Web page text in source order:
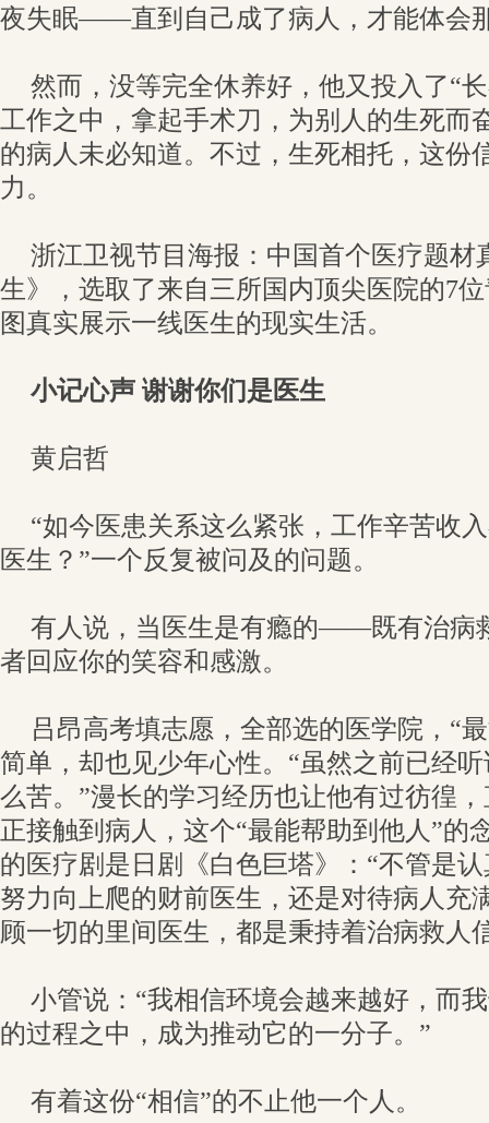
夜失眠——直到自己成了病人，才能体会
然而，没等完全休养好，他又投入了“
工作之中，拿起手术刀，为别人的生死而
的病人未必知道。不过，生死相托，这份
力。
浙江卫视节目海报：中国首个医疗题材
生》，选取了来自三所国内顶尖医院的7
图真实展示一线医生的现实生活。
小记心声 谢谢你们是医生
黄启哲
“如今医患关系这么紧张，工作辛苦收
医生？”一个反复被问及的问题。
有人说，当医生是有瘾的——既有治病
者回应你的笑容和感激。
吕昂高考填志愿，全部选的医学院，“
简单，却也见少年心性。“虽然之前已经
么苦。”漫长的学习经历也让他有过彷徨
正接触到病人，这个“最能帮助到他人”的
的医疗剧是日剧《白色巨塔》：“不管是
努力向上爬的财前医生，还是对待病人充
顾一切的里间医生，都是秉持着治病救人
小管说：“我相信环境会越来越好，而
的过程之中，成为推动它的一分子。”
有着这份“相信”的不止他一个人。